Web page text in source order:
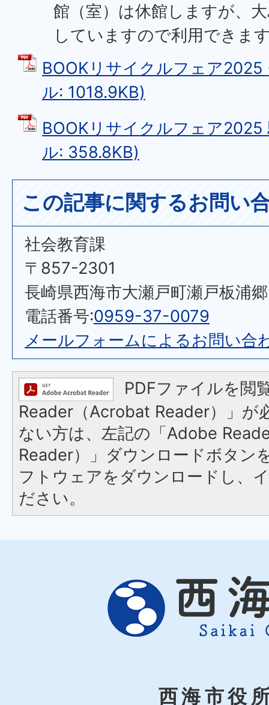
館（室）は休館しますが、
していますので利用できま
BOOKリサイクルフェア
ル: 1018.9KB)
BOOKリサイクルフェア2025
ル: 358.8KB)
この記事に関するお問い
社会教育課
〒857-2301
長崎県西海市大瀬戸町瀬戸板浦
電話番号:0959-37-0079
メールフォームによるお問い合
PDFファイルを閲
Reader（Acrobat Reader）」が
ない方は、左記の「Adobe
Reader）」ダウンロードボタン
フトウェアをダウンロードし、
ださい。
西海市役